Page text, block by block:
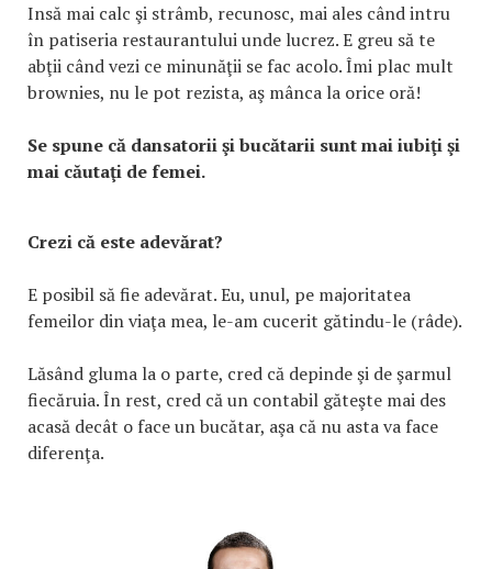
Insă mai calc şi strâmb, recunosc, mai ales când intru
în patiseria restaurantului unde lucrez. E greu să te
abţii când vezi ce minunăţii se fac acolo. Îmi plac mult
brownies, nu le pot rezista, aş mânca la orice oră!
Se spune că dansatorii şi bucătarii sunt mai iubiţi şi
mai căutaţi de femei.
Crezi că este adevărat?
E posibil să fie adevărat. Eu, unul, pe majoritatea
femeilor din viaţa mea, le-am cucerit gătindu-le (râde).
Lăsând gluma la o parte, cred că depinde şi de şarmul
fiecăruia. În rest, cred că un contabil găteşte mai des
acasă decât o face un bucătar, aşa că nu asta va face
diferenţa.